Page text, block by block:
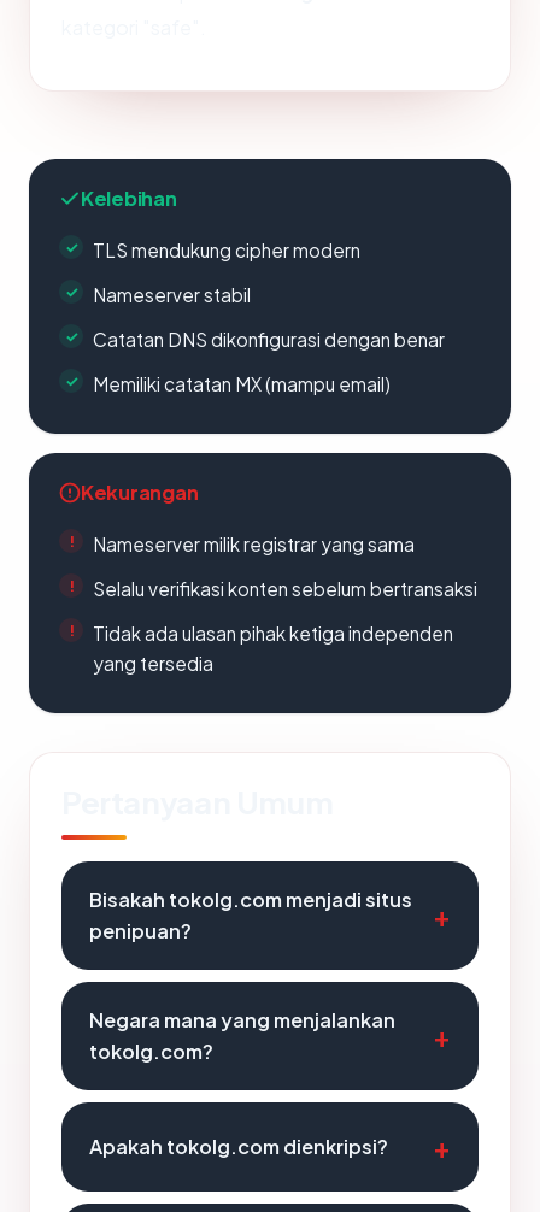
Kelebihan
TLS mendukung cipher modern
Nameserver stabil
Catatan DNS dikonfigurasi dengan benar
Memiliki catatan MX (mampu email)
Kekurangan
Nameserver milik registrar yang sama
Selalu verifikasi konten sebelum bertransaksi
Tidak ada ulasan pihak ketiga independen
yang tersedia
Bisakah tokolg.com menjadi situs
penipuan?
Negara mana yang menjalankan
tokolg.com?
Apakah tokolg.com dienkripsi?